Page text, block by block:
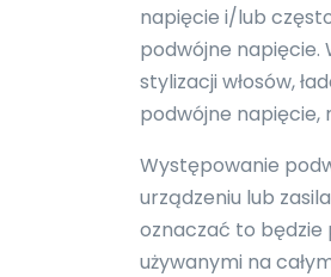
napięcie i/lub
podwójne napięcie.
stylizacji włosów,
podwójne napięcie,
Występowanie
urządzeniu lub
oznaczać to będzie
używanymi na